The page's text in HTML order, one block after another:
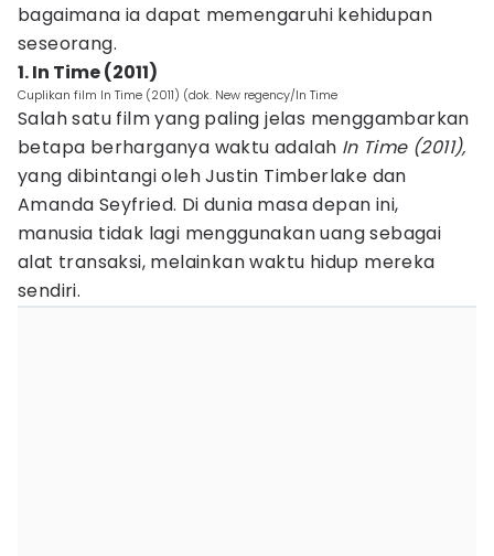
bagaimana ia dapat memengaruhi kehidupan
seseorang.
1. In Time (2011)
Cuplikan film In Time (2011) (dok. New regency/In Time
Salah satu film yang paling jelas menggambarkan
betapa berharganya waktu adalah In Time (2011),
yang dibintangi oleh Justin Timberlake dan
Amanda Seyfried. Di dunia masa depan ini,
manusia tidak lagi menggunakan uang sebagai
alat transaksi, melainkan waktu hidup mereka
sendiri.